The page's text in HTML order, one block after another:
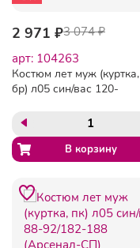
2 971 ₽3 074 ₽
арт: 104263
Костюм лет муж (куртка,
бр) л05 син/вас 120-